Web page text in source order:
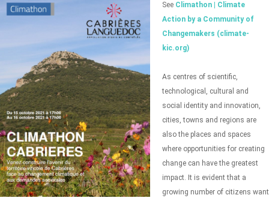
LOGIN
See Climathon | Climate
Action by a Community of
Changemakers (climate-
kic.org)
As centres of scientific,
technological, cultural and
social identity and innovation,
cities, towns and regions are
also the places and spaces
where opportunities for creating
change can have the greatest
impact. It is evident that a
growing number of citizens want